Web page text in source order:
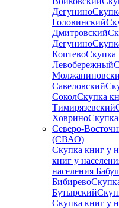
Дегунино
Головинский
Дмитровский
Дегунино
КоптевоСкупка
Левобережный
Савеловский
СоколСкупка
Тимирязевский
Ховрино
Северо-
(СВАО)
Скупка книг у
книг у
населения
Бибирево
Бутырский
Скупка книг у